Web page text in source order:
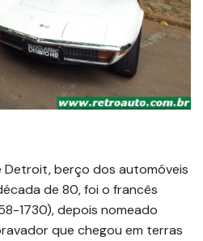
Detroit, berço dos automóveis
de 80, foi o francês
1730), depois nomeado
que chegou em terras